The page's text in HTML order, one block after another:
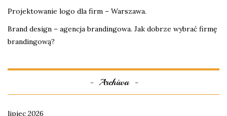
Projektowanie logo dla firm – Warszawa.
Brand design – agencja brandingowa. Jak dobrze wybrać firmę
brandingową?
Archiwa
lipiec 2026